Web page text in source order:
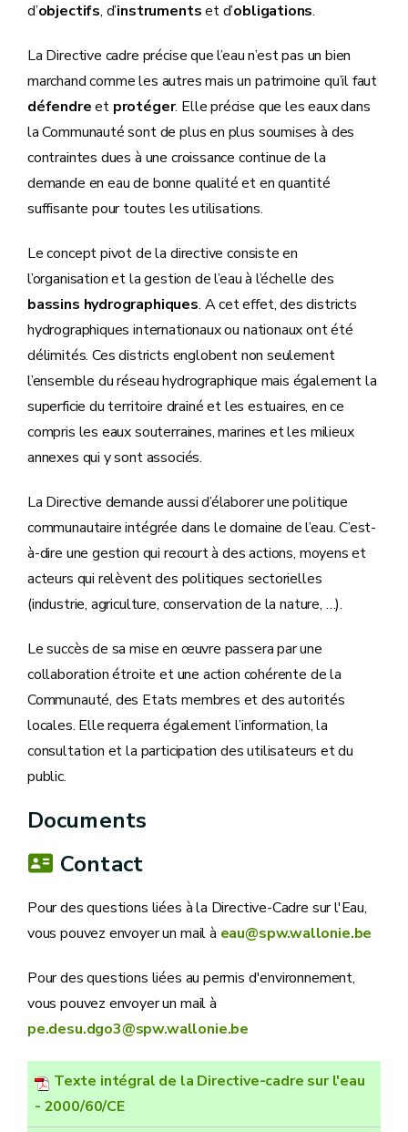
d’objectifs, d’instrumentset d’obligations.
La Directive cadre précise que l’eau n’est pas un bien
marchand comme les autres mais un patrimoine qu’il faut
défendreet protéger. Elle précise que les eaux dans
la Communauté sont de plus en plus soumises à des
contraintes dues à une croissance continue de la
demande en eau de bonne qualité et en quantité
suffisante pour toutes les utilisations.
Le concept pivot de la directive consiste en
l’organisation et la gestion de l’eau à l’échelle des
bassins hydrographiques. A cet effet, des districts
hydrographiques internationaux ou nationaux ont été
délimités. Ces districts englobent non seulement
l’ensemble du réseau hydrographique mais également la
superficie du territoire drainé et les estuaires, en ce
compris les eaux souterraines, marines et les milieux
annexes qui y sont associés.
La Directive demande aussi d’élaborer une politique
communautaire intégrée dans le domaine de l’eau. C’est-
à-dire une gestion qui recourt à des actions, moyens et
acteurs qui relèvent des politiques sectorielles
(industrie, agriculture, conservation de la nature, …).
Le succès de sa mise en œuvre passera par une
collaboration étroite et une action cohérente de la
Communauté, des Etats membres et des autorités
locales. Elle requerra également l’information, la
consultation et la participation des utilisateurs et du
public.
Documents
Contact
Pour des questions liées à la Directive-Cadre sur l'Eau,
vous pouvez envoyer un mail à eau@spw.wallonie.be
Pour des questions liées au permis d'environnement,
vous pouvez envoyer un mail à
pe.desu.dgo3@spw.wallonie.be
Texte intégral de la Directive-cadre sur l'eau
- 2000/60/CE